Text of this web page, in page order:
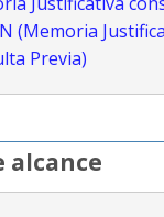
(Memoria
Previa)
alcance